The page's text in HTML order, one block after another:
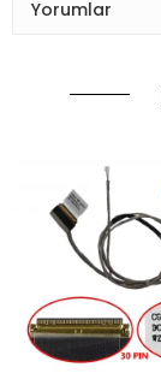
Yorumlar